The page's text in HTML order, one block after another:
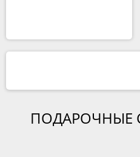
ПОДАРОЧНЫЕ